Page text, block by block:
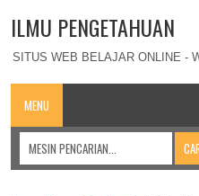
ILMU PENGETAHUAN
SITUS WEB BELAJAR ONLINE -
MENU